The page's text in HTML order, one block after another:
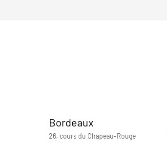
Bordeaux
26, cours du Chapeau-Rouge